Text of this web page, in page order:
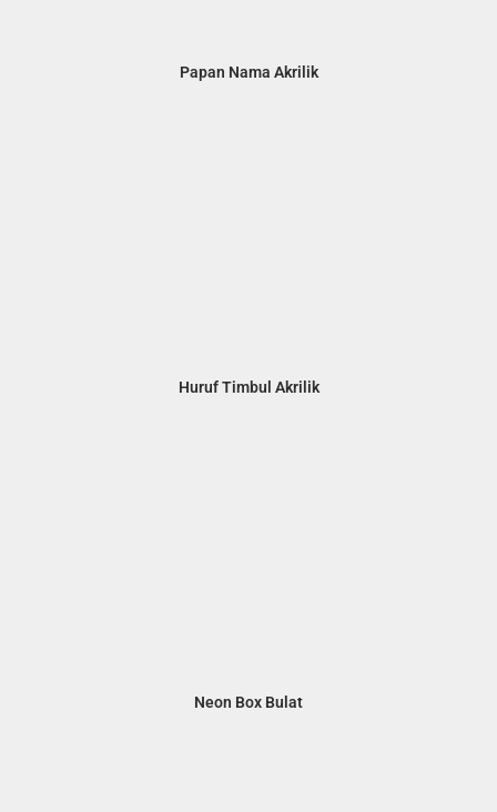
Papan Nama Akrilik
Huruf Timbul Akrilik
Neon Box Bulat